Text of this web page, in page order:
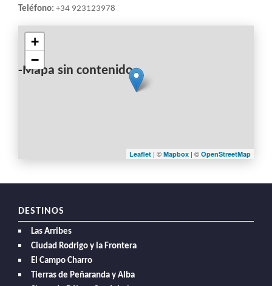
Teléfono: +34 923123978
-Mapa sin contenido-
+
−
Leaflet | © Mapbox | © OpenStreetMap
DESTINOS
Las Arribes
Ciudad Rodrigo y la Frontera
El Campo Charro
Tierras de Peñaranda y Alba